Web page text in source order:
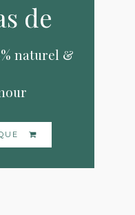
de
naturel &